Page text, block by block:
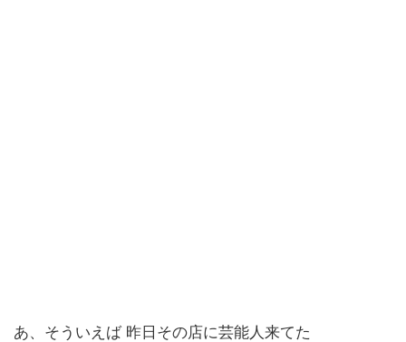
あ、そういえば 昨日その店に芸能人来てた